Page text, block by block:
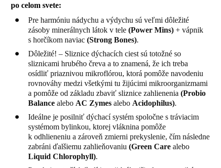
po celom svete:
Pre harmóniu nádychu a výdychu sú veľmi dôležité
zásoby minerálnych látok v tele(Power Mins) + vápnik
s horčíkom naviac(Strong Bones).
Dôležité! – Sliznice dýchacích ciest sú totožné so
sliznicami hrubého čreva a to znamená, že ich treba
osídliť priaznivou mikroflórou, ktorá pomôže navodeniu
rovnováhy medzi všetkými tu žijúcimi mikroorganizmami
a pomôže od základu zbaviť sliznice zahlienenia(Probio
Balancealebo AC Zymesalebo Acidophilus).
Ideálne je posilniť dýchací systém spoločne s tráviacim
systémom bylinkou, ktorej vláknina pomôže
k odhlieneniu a zároveň zmierni prekyslenie, čím následne
zabráni ďalšiemu zahlieňovaniu(Green Carealebo
Liquid Chlorophyll).